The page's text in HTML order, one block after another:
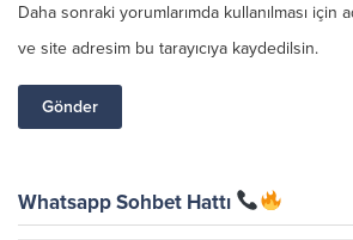
Daha sonraki yorumlarımda kullanılması için
ve site adresim bu tarayıcıya kaydedilsin.
Whatsapp Sohbet Hattı